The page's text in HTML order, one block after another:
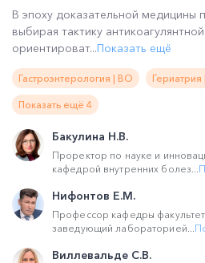
В эпоху доказательной медицины
выбирая тактику
ориентироват...Показать ещё
Гастроэнтерология | ВО
Показать ещё 4
Бакулина Н.В.
Проректор по науке и
кафедрой внутренних болез...
Нифонтов Е.М.
Профессор кафедры
заведующий лабораторией...
Виллевальде С.В.